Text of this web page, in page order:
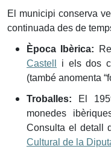
El municipi conserva
continuada des de
Època Ibèrica:
Castell
i els dos
(també anomenta
Troballes: El
monedes
Consulta el detall
Cultural de la